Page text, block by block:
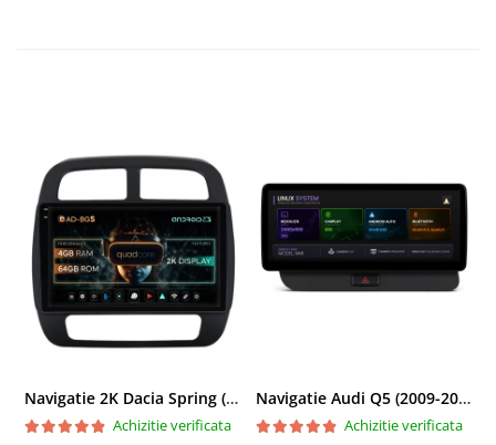
Navigatie 2K Dacia Spring (2021- Prezent), Android, S-Quadcore / 4GB RAM + 64GB ROM, 9.5 Inch - AD-BGS90042K+AD-BGRKIT366V4s
Achizitie verificata
Navigatie Audi Q5 (2009-2017), Linux OS & OEM, MMI 3G, CarPlay & Android Auto Wireless, MirrorLink, Camera AHD, 12.3 Inch - AD-BGAALNXH+AD-BGRKITQ5002
Achizitie verificata